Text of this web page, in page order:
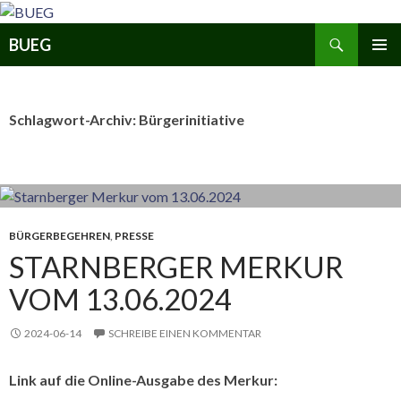
Zum
springen
BUEG
Schlagwort-Archiv: Bürgerinitiative
BÜRGERBEGEHREN PRESSE
STARNBERGER MERKUR
VOM 13.06.2024
2024-06-14 SCHREIBE EINEN KOMMENTAR
Link auf die Online-Ausgabe des Merkur: